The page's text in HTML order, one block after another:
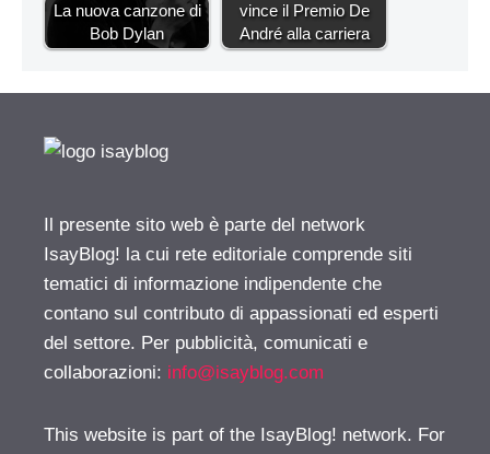
La nuova canzone di
Bob Dylan
vince il Premio De
André alla carriera
Il presente sito web è parte del network
IsayBlog! la cui rete editoriale comprende siti
tematici di informazione indipendente che
contano sul contributo di appassionati ed esperti
del settore. Per pubblicità, comunicati e
collaborazioni: info@isayblog.com
This website is part of the IsayBlog! network. For